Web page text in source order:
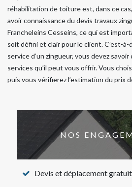
réhabilitation de toiture est, dans ce
avoir connaissance du devis travaux
Francheleins Cesseins, ce qui est
soit défini et clair pour le client. C’est-à-
service d’un zingueur, vous devez
services qu’il peut vous offrir. Vous
puis vous vérifierez l’estimation du prix
NOS
Devis et déplacement